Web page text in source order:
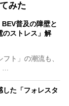
みた
BEV普及の障壁と
のストレス」解
ト」の潮流も、
した「フォレスタ